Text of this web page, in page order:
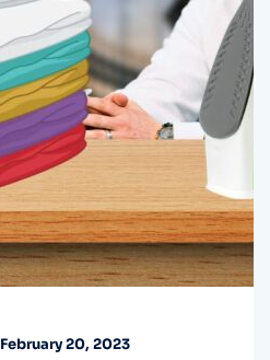
February 20, 2023